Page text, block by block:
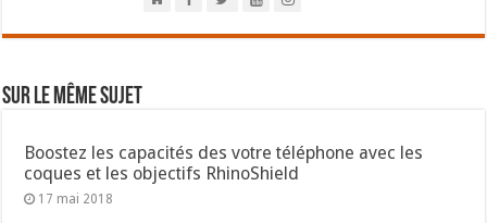
Sur le même sujet
Boostez les capacités des votre téléphone avec les
coques et les objectifs RhinoShield
17 mai 2018